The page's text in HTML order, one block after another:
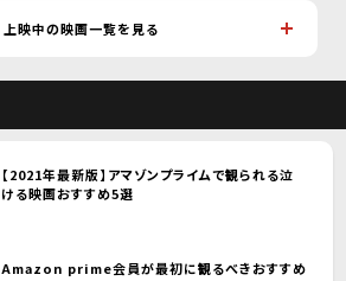
上映中の映画一覧を見る
【2021年最新版】アマゾンプライムで観られる泣
ける映画おすすめ5選
Amazon prime会員が最初に観るべきおすすめ